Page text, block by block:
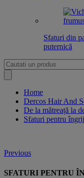
Sfaturi din
puternică
Home
Dercos Hair And
De la mătreață la
Sfaturi pentru
Previous
SFATURI PENTRU